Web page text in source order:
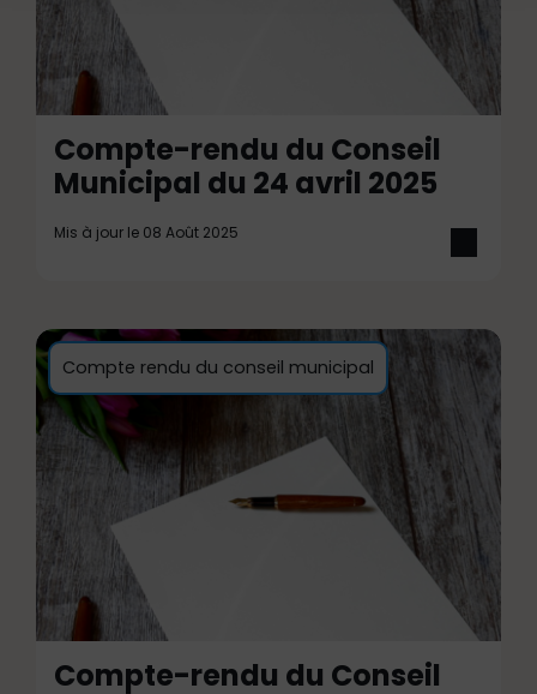
Compte-rendu du Conseil
Municipal du 24 avril 2025
Mis à jour le 08 Août 2025
Compte rendu du conseil municipal
Compte-rendu du Conseil